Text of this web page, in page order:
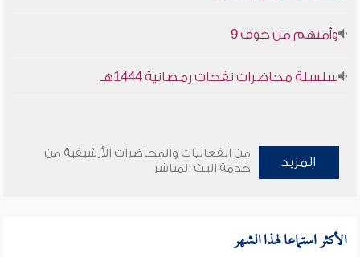
وأمنهم من خوف 9
سلسلة محاضرات نفحات رمضانية 1444هـ
المزيد
من الفعاليات والمحاضرات الأرشيفية من
خدمة البث المباشر
الأكثر استماعا لهذا الشهر